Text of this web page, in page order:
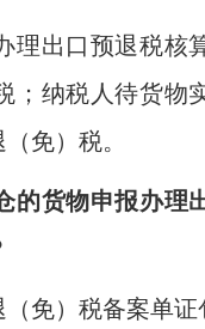
出口预退税核
；纳税人待货物
免）税。
货物申报办理
免）税备案单证